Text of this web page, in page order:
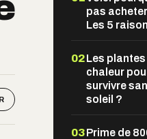
pas
Les 5
02Les
chaleur
survivre
soleil ?
03Prime de